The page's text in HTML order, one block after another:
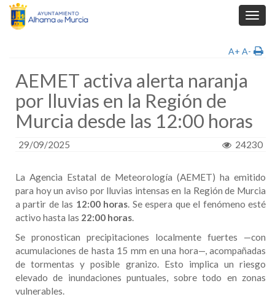
A+ A-
AEMET activa alerta naranja
por lluvias en la Región de
Murcia desde las 12:00 horas
29/09/2025 24230
La Agencia Estatal de Meteorología (AEMET) ha emitido
para hoy un aviso por lluvias intensas en la Región de Murcia
a partir de las 12:00 horas. Se espera que el fenómeno esté
activo hasta las 22:00 horas.
Se pronostican precipitaciones localmente fuertes —con
acumulaciones de hasta 15 mm en una hora—, acompañadas
de tormentas y posible granizo. Esto implica un riesgo
elevado de inundaciones puntuales, sobre todo en zonas
vulnerables.